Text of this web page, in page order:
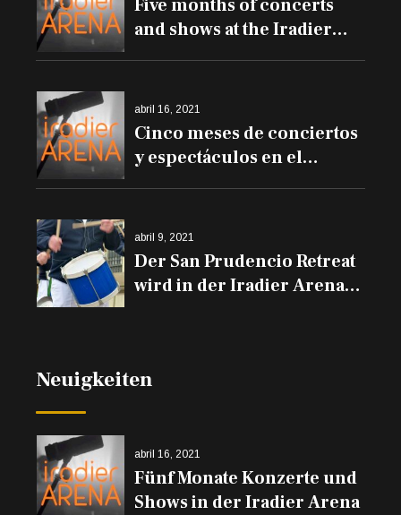
Five months of concerts
and shows at the Iradier
Arena
abril 16, 2021
Cinco meses de conciertos
y espectáculos en el
abril 9, 2021
Der San Prudencio Retreat
wird in der Iradier Arena
Neuigkeiten
abril 16, 2021
Fünf Monate Konzerte und
Shows in der Iradier Arena